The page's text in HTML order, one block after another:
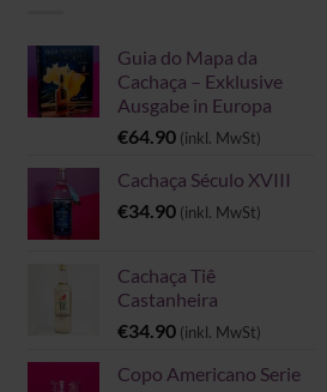
Guia do Mapa da
Cachaça – Exklusive
Ausgabe in Europa
€64.90 (inkl. MwSt)
Cachaça Século XVIII
€34.90 (inkl. MwSt)
Cachaça Tiê
Castanheira
€34.90 (inkl. MwSt)
Copo Americano Serie